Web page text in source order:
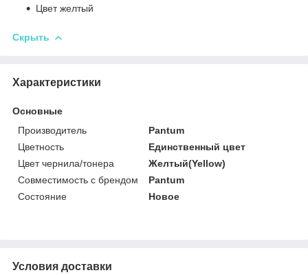
Цвет желтый
Скрыть
Характеристики
Основные
Производитель
Pantum
Цветность
Единственный цвет
Цвет чернила/тонера
Желтый(Yellow)
Совместимость с брендом
Pantum
Состояние
Новое
Условия доставки